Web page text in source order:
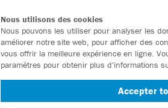
Nous utilisons des cookies
Nous pouvons les utiliser pour analyser les
améliorer notre site web, pour afficher des
vous offrir la meilleure expérience en ligne.
paramètres pour obtenir plus d'informations
Accepter